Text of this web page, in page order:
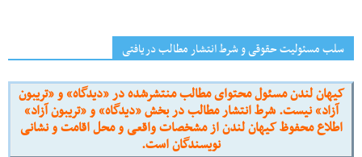
سلب مسئولیت حقوقی و شرط انتشار مطالب دریافتی
کیهان لندن مسئول محتوای مطالب منتشرشده در «دیدگاه» و «تریبون
آزاد» نیست. شرط انتشار مطالب در بخش «دیدگاه» و «تریبون آزاد»
اطلاع محفوظ کیهان لندن از مشخصات واقعی و محل اقامت و نشانی
نویسندگان است.